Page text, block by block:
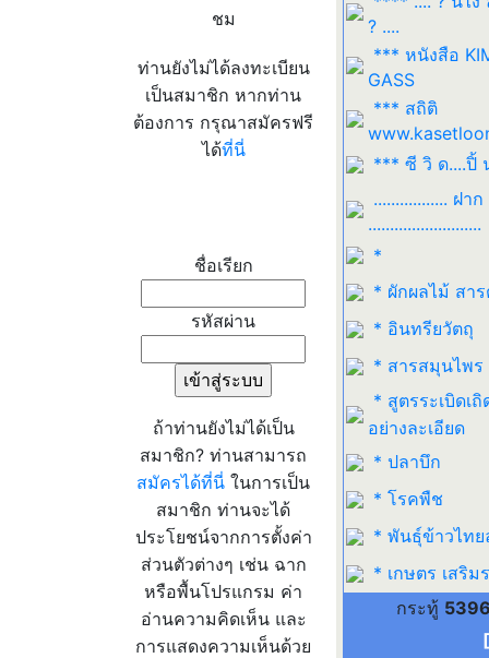
ชม
ท่านยังไม่ได้ลงทะเบียน
เป็นสมาชิก หากท่าน
ต้องการ กรุณาสมัครฟรี
ได้ที่นี่
ชื่อเรียก
รหัสผ่าน
ถ้าท่านยังไม่ได้เป็น
สมาชิก? ท่านสามารถ
สมัครได้ที่นี่ ในการเป็น
สมาชิก ท่านจะได้
ประโยชน์จากการตั้งค่า
ส่วนตัวต่างๆ เช่น ฉาก
หรือพื้นโปรแกรม ค่า
อ่านความคิดเห็น และ
การแสดงความเห็นด้วย
? ....
*** หนังสือ
GASS
*** สถิติ
*** ซี วิ ด....ปิ้
................. ฝาก
..........................
*
* ผักผลไม้ สา
* อินทรียวัตถุ
* สารสมุนไพร
* สูตรระเบิดเถิ
อย่างละเอียด
* ปลาบึก
* โรคพืช
* พันธุ์ข้าวไทย
* เกษตร เสริม
กระทู้ 5396